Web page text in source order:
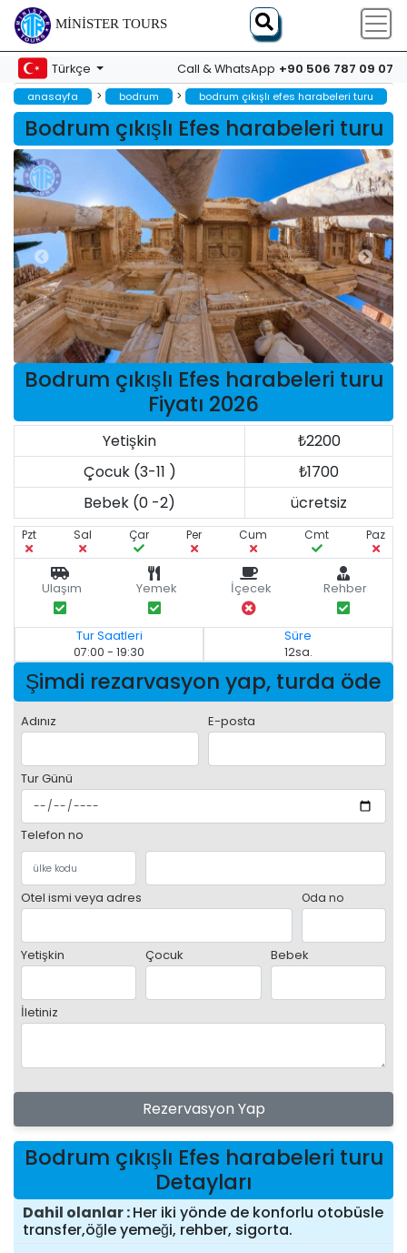
MINISTER TOURS
Türkçe Call & WhatsApp +90 506 787 09 07
anasayfa > bodrum > bodrum çıkışlı efes harabeleri turu
Bodrum çıkışlı Efes harabeleri turu
Bodrum çıkışlı Efes harabeleri turu
Fiyatı 2026
Yetişkin
₺2200
Çocuk (3-11 )
₺1700
Bebek (0 -2)
ücretsiz
Pzt Sal Çar Per Cum Cmt Paz
Ulaşım Yemek İçecek Rehber
Tur Saatleri
07:00 - 19:30
Süre
12sa.
Şimdi rezarvasyon yap, turda öde
Adınız E-posta
Tur Günü
Telefon no
Otel ismi veya adres Oda no
Yetişkin Çocuk Bebek
İletiniz
Rezervasyon Yap
Bodrum çıkışlı Efes harabeleri turu
Detayları
Dahil olanlar Her iki yönde de konforlu otobüsle
transfer,öğle yemeği, rehber, sigorta.